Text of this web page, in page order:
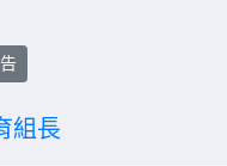
組長